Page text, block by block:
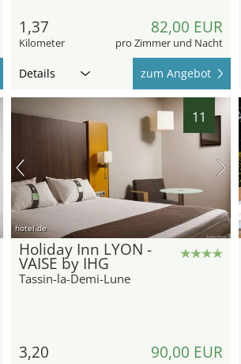
1,37
Kilometer
82,00 EUR
pro Zimmer und Nacht
Details zum Angebot
11
hotel.de
Holiday Inn LYON -
VAISE by IHG
Tassin-la-Demi-Lune
3,20 90,00 EUR